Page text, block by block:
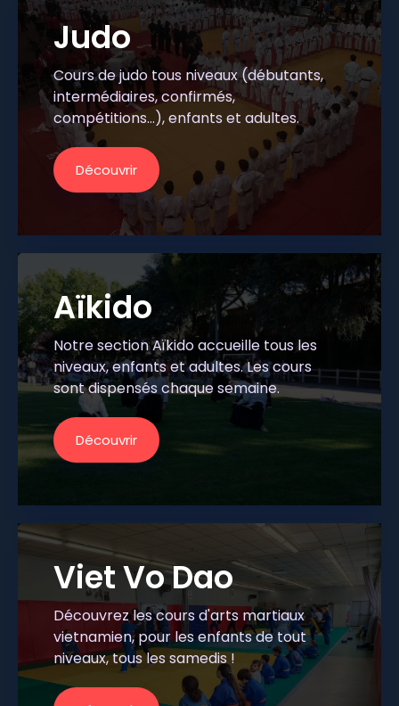
Judo
Cours de judo tous niveaux (débutants,
intermédiaires, confirmés,
compétitions...), enfants et adultes.
Découvrir
Aïkido
Notre section Aïkido accueille tous les
niveaux, enfants et adultes. Les cours
sont dispensés chaque semaine.
Découvrir
Viet Vo Dao
Découvrez les cours d'arts martiaux
vietnamien, pour les enfants de tout
niveaux, tous les samedis !